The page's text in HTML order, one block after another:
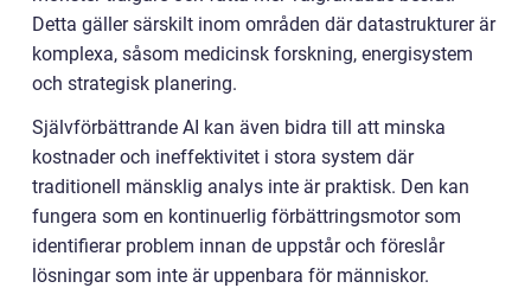
Detta gäller särskilt inom områden där datastrukturer är
komplexa, såsom medicinsk forskning, energisystem
och strategisk planering.
Självförbättrande AI kan även bidra till att minska
kostnader och ineffektivitet i stora system där
traditionell mänsklig analys inte är praktisk. Den kan
fungera som en kontinuerlig förbättringsmotor som
identifierar problem innan de uppstår och föreslår
lösningar som inte är uppenbara för människor.